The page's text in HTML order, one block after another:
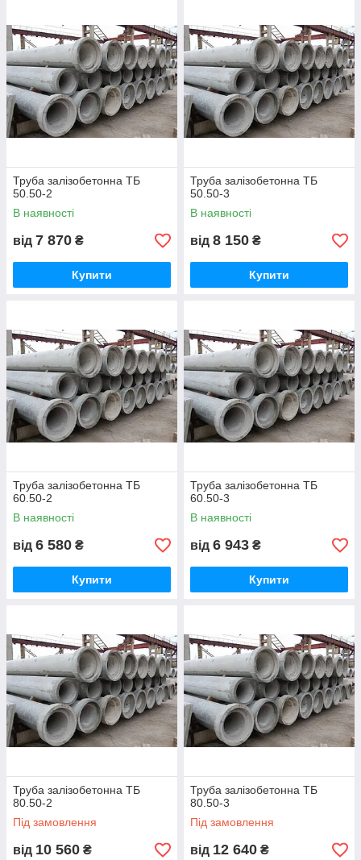
Труба залізобетонна ТБ
50.50-2
В наявності
від 7 870 ₴
Купити
Труба залізобетонна ТБ
50.50-3
В наявності
від 8 150 ₴
Купити
Труба залізобетонна ТБ
60.50-2
В наявності
від 6 580 ₴
Купити
Труба залізобетонна ТБ
60.50-3
В наявності
від 6 943 ₴
Купити
Труба залізобетонна ТБ
80.50-2
Під замовлення
від 10 560 ₴
Труба залізобетонна ТБ
80.50-3
Під замовлення
від 12 640 ₴